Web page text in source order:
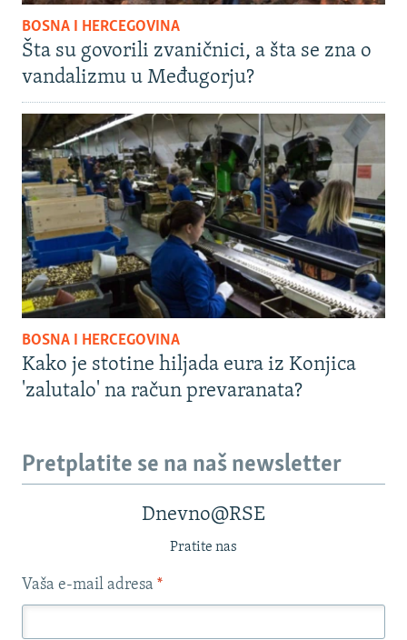
BOSNA I HERCEGOVINA
Šta su govorili zvaničnici, a šta se zna o
vandalizmu u Međugorju?
BOSNA I HERCEGOVINA
Kako je stotine hiljada eura iz Konjica
'zalutalo' na račun prevaranata?
Pretplatite se na naš newsletter
Dnevno@RSE
Pratite nas
Vaša e-mail adresa *